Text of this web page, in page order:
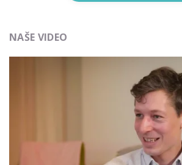
NAŠE VIDEO